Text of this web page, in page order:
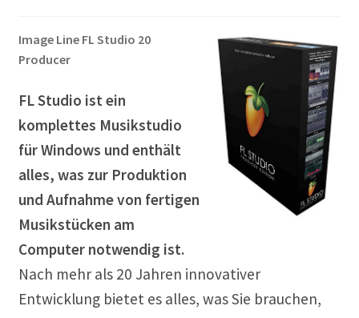
Image Line FL Studio 20
Producer
FL Studio ist ein
komplettes Musikstudio
für Windows und enthält
alles, was zur Produktion
und Aufnahme von fertigen
Musikstücken am
Computer notwendig ist.
Nach mehr als 20 Jahren innovativer
Entwicklung bietet es alles, was Sie brauchen,